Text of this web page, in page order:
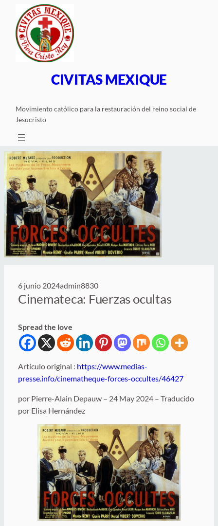
contenido
CIVITAS MEXIQUE
Movimiento católico para la restauración del reino social de
Jesucristo
6 junio 2024admin8830
Cinemateca: Fuerzas ocultas
Spread the love
Artículo original : https://www.medias-
presse.info/cinematheque-forces-occultes/46427
por Pierre-Alain Depauw – 24 May 2024 – Traducido
por Elisa Hernández